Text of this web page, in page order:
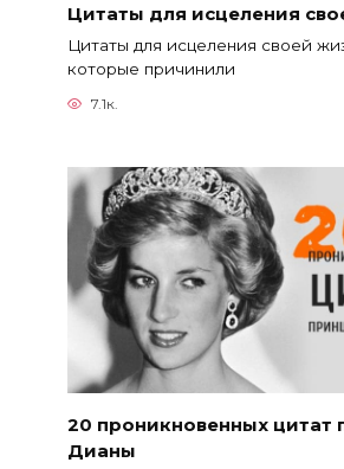
Цитаты для исцеления
Цитаты для исцеления своей
которые причинили
7.1к.
20 проникновенных цитат
Дианы